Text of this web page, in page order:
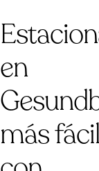
en
más fácil